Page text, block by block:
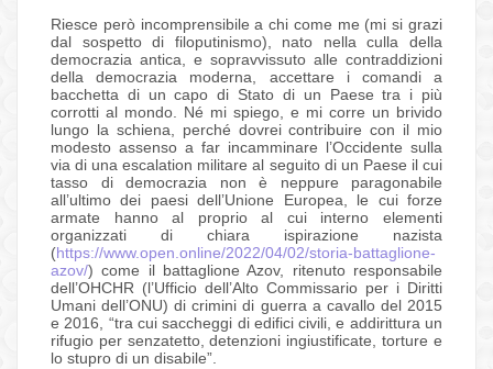
Riesce però incomprensibile a chi come me (mi si grazi
dal sospetto di filoputinismo), nato nella culla della
democrazia antica, e sopravvissuto alle contraddizioni
della democrazia moderna, accettare i comandi a
bacchetta di un capo di Stato di un Paese tra i più
corrotti al mondo. Né mi spiego, e mi corre un brivido
lungo la schiena, perché dovrei contribuire con il mio
modesto assenso a far incamminare l’Occidente sulla
via di una escalation militare al seguito di un Paese il cui
tasso di democrazia non è neppure paragonabile
all’ultimo dei paesi dell’Unione Europea, le cui forze
armate hanno al proprio al cui interno elementi
organizzati di chiara ispirazione nazista
(https://www.open.online/2022/04/02/storia-battaglione-
azov/) come il battaglione Azov, ritenuto responsabile
dell’OHCHR (l’Ufficio dell’Alto Commissario per i Diritti
Umani dell’ONU) di crimini di guerra a cavallo del 2015
e 2016, “tra cui saccheggi di edifici civili, e addirittura un
rifugio per senzatetto, detenzioni ingiustificate, torture e
lo stupro di un disabile”.